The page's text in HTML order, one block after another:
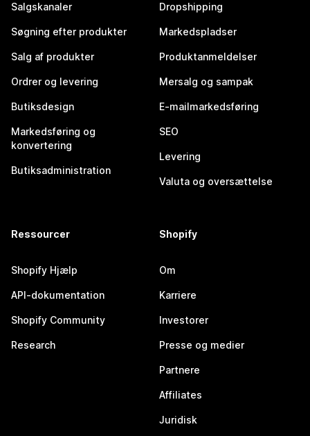
Salgskanaler
Søgning efter produkter
Salg af produkter
Ordrer og levering
Butiksdesign
Markedsføring og
konvertering
Butiksadministration
Dropshipping
Markedspladser
Produktanmeldelser
Mersalg og sampak
E-mailmarkedsføring
SEO
Levering
Valuta og oversættelse
Ressourcer
Shopify Hjælp
API-dokumentation
Shopify Community
Research
Shopify
Om
Karriere
Investorer
Presse og medier
Partnere
Affiliates
Juridisk